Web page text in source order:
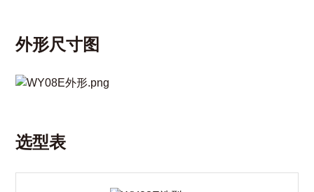
外形尺寸图
选型表